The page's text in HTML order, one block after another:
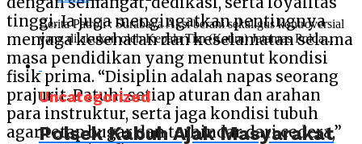
tinggi. Ia juga mengingatkan pentingnya
menjaga kesehatan dan keselamatan selama
masa pendidikan yang menuntut kondisi
fisik prima. “Disiplin adalah napas seorang
prajurit. Patuhi setiap aturan dan arahan
para instruktur, serta jaga kondisi tubuh
agar tetap bugar dan terhindar dari cedera,”
Berita Patroli : Surabaya Aksi berani sekaligus kontroversial
yang dilakukan oleh Kepala Tim (Katim) Jatanras Polda...
Uncategorized
Polsek Kabuh Ajak Masyarakat